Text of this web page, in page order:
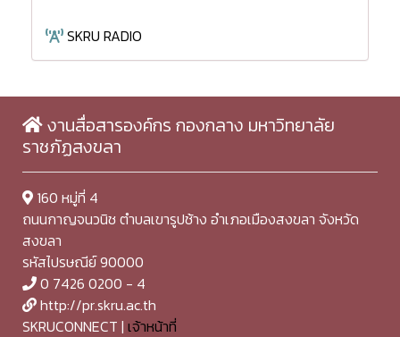
SKRU RADIO
งานสื่อสารองค์กร กองกลาง มหาวิทยาลัย
ราชภัฏสงขลา
160 หมู่ที่ 4
ถนนกาญจนวนิช ตำบลเขารูปช้าง อำเภอเมืองสงขลา จังหวัด
สงขลา
รหัสไปรษณีย์ 90000
0 7426 0200 - 4
http://pr.skru.ac.th
SKRUCONNECT | เจ้าหน้าที่